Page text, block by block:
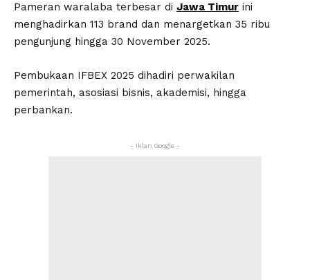
Pameran waralaba terbesar di Jawa Timur ini
menghadirkan 113 brand dan menargetkan 35 ribu
pengunjung hingga 30 November 2025.
Pembukaan IFBEX 2025 dihadiri perwakilan
pemerintah, asosiasi bisnis, akademisi, hingga
perbankan.
- Iklan Google -